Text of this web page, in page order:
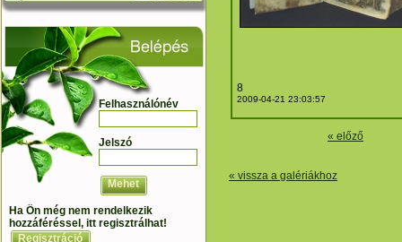
Felhasználónév
Jelszó
Mehet
Ha Ön még nem rendelkezik
hozzáféréssel, itt regisztrálhat!
Regisztráció
8
2009-04-21 23:03:57
« előző
« vissza a galériákhoz